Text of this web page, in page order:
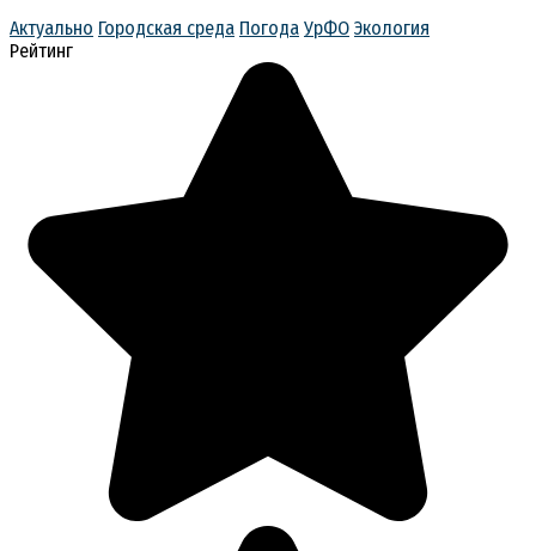
Актуально Городская среда Погода УрФО Экология
Рейтинг